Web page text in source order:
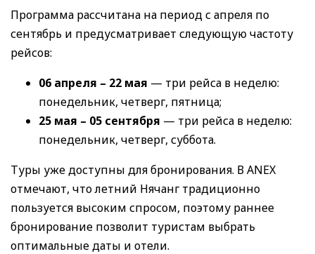
Программа рассчитана на период с апреля по
сентябрь и предусматривает следующую частоту
рейсов:
06 апреля – 22 мая — три рейса в неделю:
понедельник, четверг, пятница;
25 мая – 05 сентября — три рейса в неделю:
понедельник, четверг, суббота.
Туры уже доступны для бронирования. В ANEX
отмечают, что летний Нячанг традиционно
пользуется высоким спросом, поэтому раннее
бронирование позволит туристам выбрать
оптимальные даты и отели.